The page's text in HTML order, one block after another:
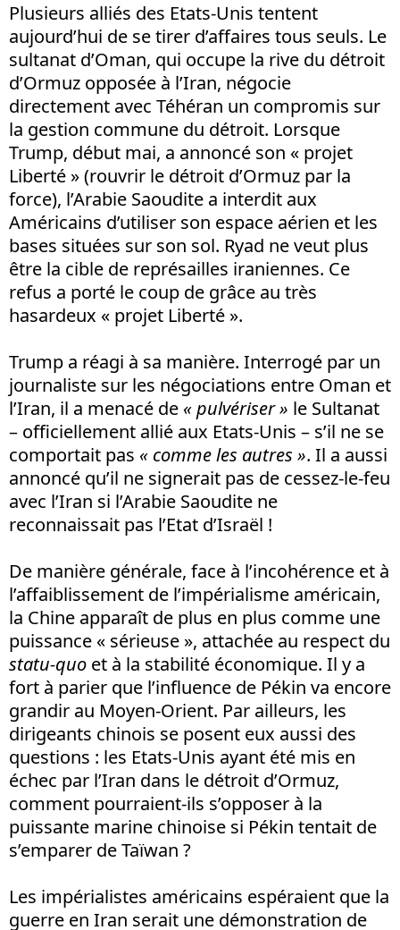
Plusieurs alliés des Etats-Unis tentent
aujourd’hui de se tirer d’affaires tous seuls. Le
sultanat d’Oman, qui occupe la rive du détroit
d’Ormuz opposée à l’Iran, négocie
directement avec Téhéran un compromis sur
la gestion commune du détroit. Lorsque
Trump, début mai, a annoncé son « projet
Liberté » (rouvrir le détroit d’Ormuz par la
force), l’Arabie Saoudite a interdit aux
Américains d’utiliser son espace aérien et les
bases situées sur son sol. Ryad ne veut plus
être la cible de représailles iraniennes. Ce
refus a porté le coup de grâce au très
hasardeux « projet Liberté ».
Trump a réagi à sa manière. Interrogé par un
journaliste sur les négociations entre Oman et
l’Iran, il a menacé de « pulvériser » le Sultanat
– officiellement allié aux Etats-Unis – s’il ne se
comportait pas « comme les autres ». Il a aussi
annoncé qu’il ne signerait pas de cessez-le-feu
avec l’Iran si l’Arabie Saoudite ne
reconnaissait pas l’Etat d’Israël !
De manière générale, face à l’incohérence et à
l’affaiblissement de l’impérialisme américain,
la Chine apparaît de plus en plus comme une
puissance « sérieuse », attachée au respect du
statu-quo et à la stabilité économique. Il y a
fort à parier que l’influence de Pékin va encore
grandir au Moyen-Orient. Par ailleurs, les
dirigeants chinois se posent eux aussi des
questions : les Etats-Unis ayant été mis en
échec par l’Iran dans le détroit d’Ormuz,
comment pourraient-ils s’opposer à la
puissante marine chinoise si Pékin tentait de
s’emparer de Taïwan ?
Les impérialistes américains espéraient que la
guerre en Iran serait une démonstration de